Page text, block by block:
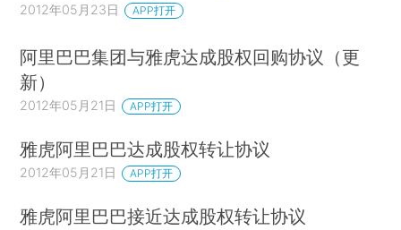
2012年05月23日 APP打开
阿里巴巴集团与雅虎达成股权回购协议（更
新）
2012年05月21日 APP打开
雅虎阿里巴巴达成股权转让协议
2012年05月21日 APP打开
雅虎阿里巴巴接近达成股权转让协议